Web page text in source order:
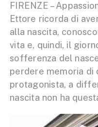
FIRENZE –
Ettore ricorda di
alla nascita,
vita e, quindi, il
sofferenza del
perdere memoria di
protagonista, a
nascita non ha